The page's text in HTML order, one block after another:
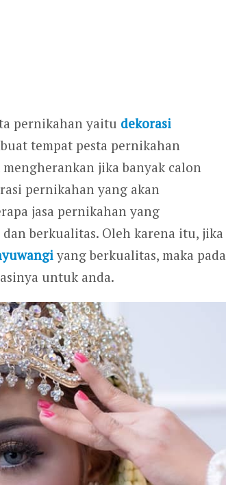
pernikahan yaitu dekorasi
tempat pesta pernikahan
jika banyak calon
pernikahan yang akan
jasa pernikahan yang
berkualitas. Oleh karena itu, jika
yang berkualitas, maka pada
untuk anda.